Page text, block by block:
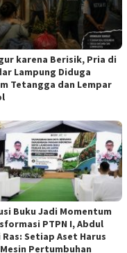
karena Berisik, Pria di
Lampung Diduga
Tetangga dan Lempar
Buku Jadi Momentum
PTPN I, Abdul
Ras: Setiap Aset Harus
Pertumbuhan